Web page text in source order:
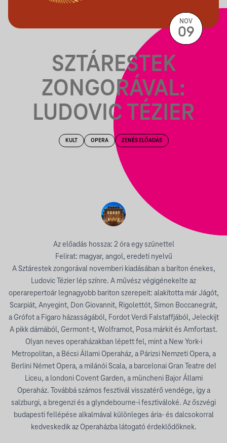
SZTÁRESTEK
ZONGORÁVAL:
LUDOVIC TÉZIER
KULT OPERA ZENÉS ELŐADÁS
Az előadás hossza: 2 óra egy szünettel
Felirat: magyar, angol, eredeti nyelvű
A Sztárestek zongorával novemberi kiadásában a bariton énekes,
Ludovic Tézier lép színre. A művész végigénekelte az
operarepertoár legnagyobb bariton szerepeit: alakította már Jágót,
Scarpiát, Anyegint, Don Giovannit, Rigolettót, Simon Boccanegrát,
a Grófot a Figaro házasságából, Fordot Verdi Falstaffjából, Jeleckijt
A pikk dámából, Germont-t, Wolframot, Posa márkit és Amfortast.
Olyan neves operaházakban lépett fel, mint a New York-i
Metropolitan, a Bécsi Állami Operaház, a Párizsi Nemzeti Opera, a
Berlini Német Opera, a milánói Scala, a barcelonai Gran Teatre del
Liceu, a londoni Covent Garden, a müncheni Bajor Állami
Operaház. Továbbá számos fesztivál visszatérő vendége, így a
salzburgi, a bregenzi és a glyndebourne-i fesztiváloké. Az őszvégi
budapesti fellépése alkalmával különleges ária- és dalcsokorral
kedveskedik az Operaházba látogató érdeklődőknek.
NOV
09